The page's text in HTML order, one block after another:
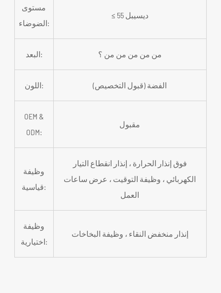
مستوى
الضوضاء:
≤ 55 ديسيبل
البعد: من من من من من ؟
اللون: الفضة (قبول التخصيص)
OEM &
ODM:
مقبول
وظيفة
قياسية:
فوق إنذار الحرارة ، إنذار انقطاع التيار
الكهربائي ، وظيفة التوقيت ، عرض ساعات
العمل
وظيفة
اختيارية:
إنذار منخفض النقاء ، وظيفة البخاخات